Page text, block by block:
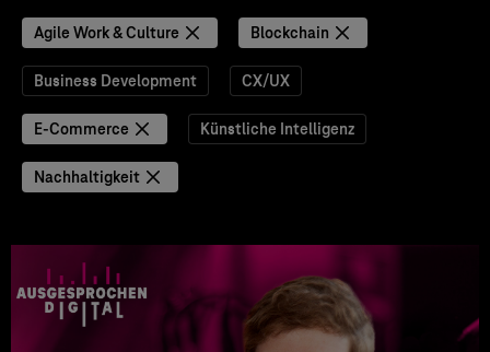
Agile Work & Culture Blockchain
Business Development CX/UX
E-Commerce Künstliche Intelligenz
Nachhaltigkeit